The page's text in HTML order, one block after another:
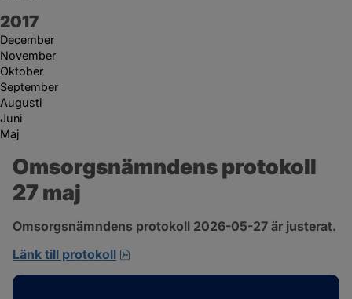
År:
2017
December
November
Oktober
September
Augusti
Juni
Maj
Omsorgsnämndens protokoll
27 maj
Omsorgsnämndens protokoll 2026-05-27 är justerat.
Länk till protokoll